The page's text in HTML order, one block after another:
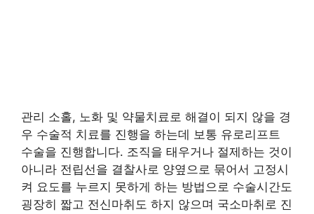
관리 소홀, 노화 및 약물치료로 해결이 되지 않을 경
우 수술적 치료를 진행을 하는데 보통 유로리프트
수술을 진행합니다. 조직을 태우거나 절제하는 것이
아니라 전립선을 결찰사로 양옆으로 묶어서 고정시
켜 요도를 누르지 못하게 하는 방법으로 수술시간도
굉장히 짧고 전신마취도 하지 않으며 국소마취로 진